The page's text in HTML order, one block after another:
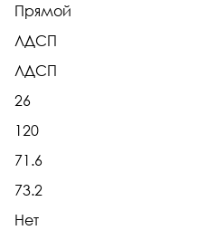
Прямой
ЛДСП
ЛДСП
26
120
71.6
73.2
Нет